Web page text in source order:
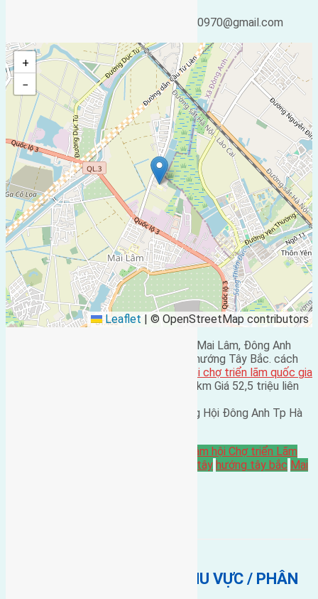
ducgiang090970@gmail.com
+
−
Leaflet | © OpenStreetMap contributors
Cần bán 55m2(4,5×12,2) đất Mai Hiên, Mai Lâm, Đông Anh
đường rộng 3,5m cách đường to 15m hướng Tây Bắc. cách
trung tâm hội chợ triển lãm quốc gia
và khu đô thị mới Vinhomes Cổ Loa 1,5km Giá 52,5 triệu liên
Vp nhà đất Hồng Hà số 73 đường Đông Hội Đông Anh Tp Hà
gần trung tâm hội Chợ triển Lãm
hướng tây hướng tây bắc Mai
BẤT ĐỘNG SẢN CÙNG KHU VỰC / PHÂN